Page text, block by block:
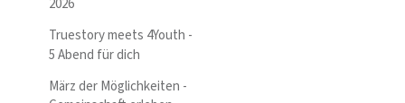
2026
Truestory meets 4Youth -
5 Abend für dich
März der Möglichkeiten -